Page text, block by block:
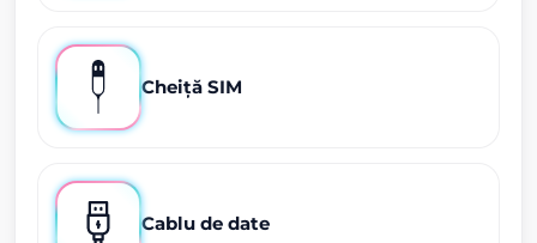
Cheiță SIM
Cablu de date